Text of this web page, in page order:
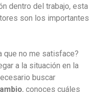
dentro del trabajo, esta
son los importantes
que no me satisface?
a la situación en la
buscar
, conoces cuáles